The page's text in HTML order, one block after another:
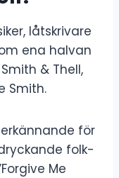
låtskrivare
ena halvan
& Thell,
Smith.
för
folk-
Me